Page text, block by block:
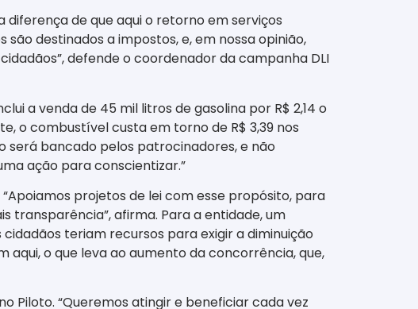
de que aqui o retorno em serviços
são destinados a impostos, e, em nossa opinião,
defende o coordenador da campanha DLI
a venda de 45 mil litros de gasolina por R$ 2,14 o
o combustível custa em torno de R$ 3,39 nos
será bancado pelos patrocinadores, e não
ação para conscientizar.”
projetos de lei com esse propósito, para
transparência”, afirma. Para a entidade, um
teriam recursos para exigir a diminuição
aqui, o que leva ao aumento da concorrência, que,
Piloto. “Queremos atingir e beneficiar cada vez